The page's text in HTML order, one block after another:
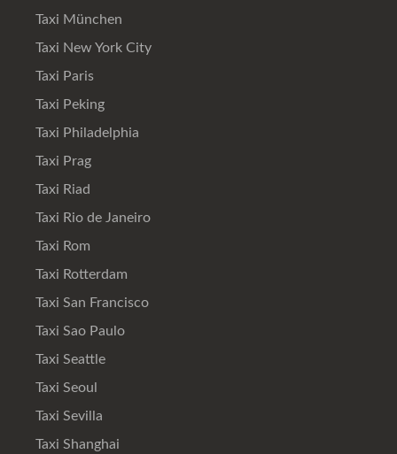
Taxi München
Taxi New York City
Taxi Paris
Taxi Peking
Taxi Philadelphia
Taxi Prag
Taxi Riad
Taxi Rio de Janeiro
Taxi Rom
Taxi Rotterdam
Taxi San Francisco
Taxi Sao Paulo
Taxi Seattle
Taxi Seoul
Taxi Sevilla
Taxi Shanghai